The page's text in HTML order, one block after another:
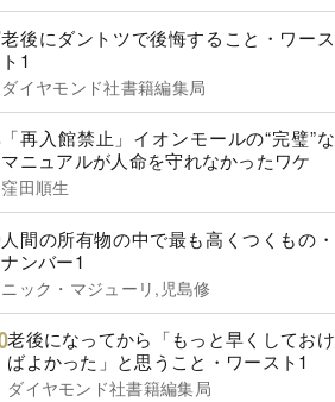
老後にダントツで後悔すること・ワース
ト1
ダイヤモンド社書籍編集局
「再入館禁止」イオンモールの“完璧”な
マニュアルが人命を守れなかったワケ
窪田順生
人間の所有物の中で最も高くつくもの・
ナンバー1
ニック・マジューリ,児島修
老後になってから「もっと早くしておけ
ばよかった」と思うこと・ワースト1
ダイヤモンド社書籍編集局